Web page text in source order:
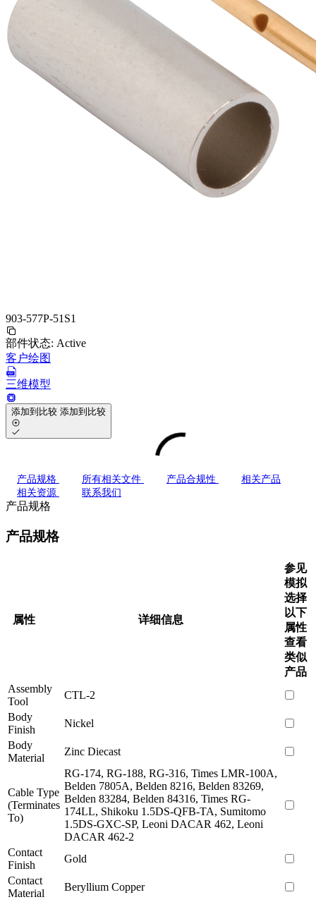
903-577P-51S1
部件状态: Active
客户绘图
三维模型
添加到比较 添加到比较
产品规格 所有相关文件 产品合规性
相关产品
相关资源
联系我们
产品规格
产品规格
属性 详细信息
参见
模拟
选择
以下
属性
查看
类似
产品
Assembly
Tool
CTL-2
Body
Finish
Nickel
Body
Material
Zinc Diecast
Cable Type
(Terminates
To)
RG-174, RG-188, RG-316, Times LMR-100A,
Belden 7805A, Belden 8216, Belden 83269,
Belden 83284, Belden 84316, Times RG-
174LL, Shikoku 1.5DS-QFB-TA, Sumitomo
1.5DS-GXC-SP, Leoni DACAR 462, Leoni
DACAR 462-2
Contact
Finish
Gold
Contact
Material
Beryllium Copper